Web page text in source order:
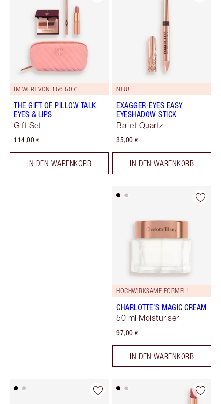
IM WERT VON 156.50 €
THE GIFT OF PILLOW TALK
EYES & LIPS
Gift Set
114,00 €
IN DEN WARENKORB
NEU!
EXAGGER-EYES EASY
EYESHADOW STICK
Ballet Quartz
35,00 €
IN DEN WARENKORB
HOCHWIRKSAME FORMEL!
CHARLOTTE'S MAGIC CREAM
50 ml Moisturiser
97,00 €
IN DEN WARENKORB